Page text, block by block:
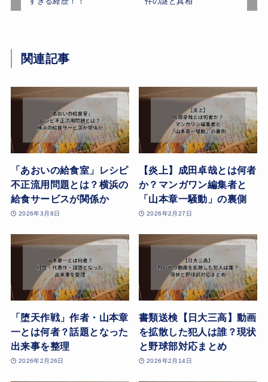
関連記事
「あおいの給食室」レシピ
不正流用問題とは？横浜の
給食サービスが関係か
2026年3月8日
【炎上】成田卓哉とは何者
か？マンガワン編集者と
「山本章一騒動」の裏側
2026年2月27日
「堕天作戦」作者・山本章
一とは何者？話題となった
出来事を整理
2026年2月26日
書類送検【日大三高】動画
を拡散した犯人は誰？現状
と野球部対応まとめ
2026年2月14日